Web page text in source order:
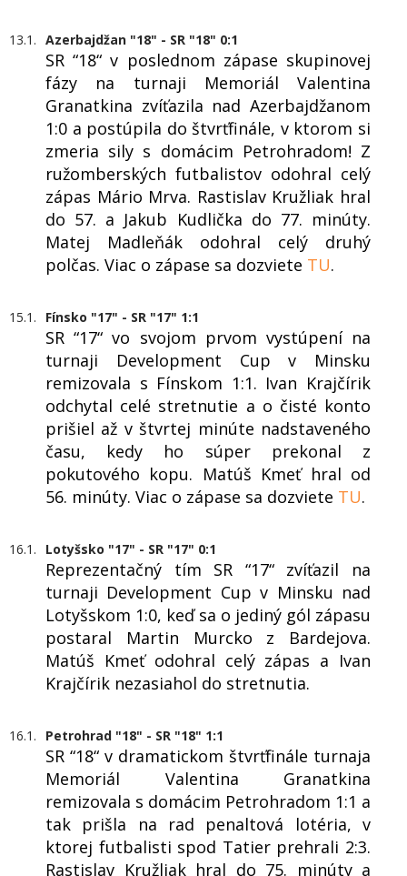
13.1. Azerbajdžan "18" - SR "18" 0:1
SR “18“ v poslednom zápase skupinovej
fázy na turnaji Memoriál Valentina
Granatkina zvíťazila nad Azerbajdžanom
1:0 a postúpila do štvrťfinále, v ktorom si
zmeria sily s domácim Petrohradom! Z
ružomberských futbalistov odohral celý
zápas Mário Mrva. Rastislav Kružliak hral
do 57. a Jakub Kudlička do 77. minúty.
Matej Madleňák odohral celý druhý
polčas. Viac o zápase sa dozviete TU.
15.1. Fínsko "17" - SR "17" 1:1
SR “17“ vo svojom prvom vystúpení na
turnaji Development Cup v Minsku
remizovala s Fínskom 1:1. Ivan Krajčírik
odchytal celé stretnutie a o čisté konto
prišiel až v štvrtej minúte nadstaveného
času, kedy ho súper prekonal z
pokutového kopu. Matúš Kmeť hral od
56. minúty. Viac o zápase sa dozviete TU.
16.1. Lotyšsko "17" - SR "17" 0:1
Reprezentačný tím SR “17“ zvíťazil na
turnaji Development Cup v Minsku nad
Lotyšskom 1:0, keď sa o jediný gól zápasu
postaral Martin Murcko z Bardejova.
Matúš Kmeť odohral celý zápas a Ivan
Krajčírik nezasiahol do stretnutia.
16.1. Petrohrad "18" - SR "18" 1:1
SR “18“ v dramatickom štvrťfinále turnaja
Memoriál Valentina Granatkina
remizovala s domácim Petrohradom 1:1 a
tak prišla na rad penaltová lotéria, v
ktorej futbalisti spod Tatier prehrali 2:3.
Rastislav Kružliak hral do 75. minúty a